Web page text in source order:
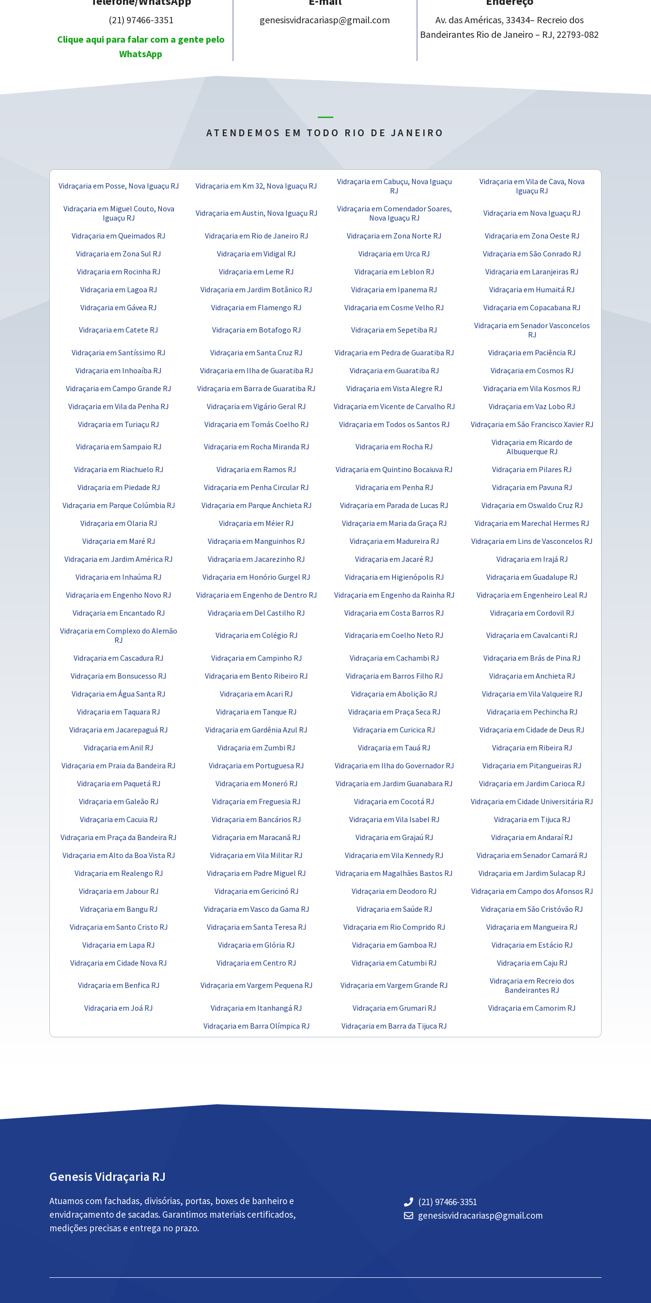
(21) 97466-3351
Clique aqui para falar com a gente pelo
WhatsApp
genesisvidracariasp@gmail.com
Av. das Américas, 33434– Recreio dos
Bandeirantes Rio de Janeiro – RJ, 22793-082
ATENDEMOS EM TODO RIO DE JANEIRO
Vidraçaria em Posse, Nova Iguaçu RJ Vidraçaria em Km 32, Nova Iguaçu RJ
Vidraçaria em Cabuçu, Nova Iguaçu
RJ
Vidraçaria em Vila de Cava, Nova
Iguaçu RJ
Vidraçaria em Miguel Couto, Nova
Iguaçu RJ
Vidraçaria em Austin, Nova Iguaçu RJ
Vidraçaria em Comendador Soares,
Nova Iguaçu RJ
Vidraçaria em Nova Iguaçu RJ
Vidraçaria em Queimados RJ Vidraçaria em Rio de Janeiro RJ Vidraçaria em Zona Norte RJ
Vidraçaria em Zona Oeste RJ
Vidraçaria em Zona Sul RJ
Vidraçaria em Vidigal RJ Vidraçaria em Urca RJ
Vidraçaria em São Conrado RJ
Vidraçaria em Rocinha RJ
Vidraçaria em Leme RJ Vidraçaria em Leblon RJ
Vidraçaria em Laranjeiras RJ
Vidraçaria em Lagoa RJ
Vidraçaria em Jardim Botânico RJ Vidraçaria em Ipanema RJ
Vidraçaria em Humaitá RJ
Vidraçaria em Gávea RJ
Vidraçaria em Flamengo RJ Vidraçaria em Cosme Velho RJ Vidraçaria em Copacabana RJ
Vidraçaria em Catete RJ Vidraçaria em Botafogo RJ Vidraçaria em Sepetiba RJ
Vidraçaria em Senador Vasconcelos
RJ
Vidraçaria em Santíssimo RJ
Vidraçaria em Santa Cruz RJ Vidraçaria em Pedra de Guaratiba RJ
Vidraçaria em Paciência RJ
Vidraçaria em Inhoaíba RJ
Vidraçaria em Ilha de Guaratiba RJ Vidraçaria em Guaratiba RJ
Vidraçaria em Cosmos RJ
Vidraçaria em Campo Grande RJ
Vidraçaria em Barra de Guaratiba RJ Vidraçaria em Vista Alegre RJ
Vidraçaria em Vila Kosmos RJ
Vidraçaria em Vila da Penha RJ
Vidraçaria em Vigário Geral RJ Vidraçaria em Vicente de Carvalho RJ
Vidraçaria em Vaz Lobo RJ
Vidraçaria em Turiaçu RJ
Vidraçaria em Tomás Coelho RJ Vidraçaria em Todos os Santos RJ Vidraçaria em São Francisco Xavier RJ
Vidraçaria em Sampaio RJ Vidraçaria em Rocha Miranda RJ Vidraçaria em Rocha RJ
Vidraçaria em Ricardo de
Albuquerque RJ
Vidraçaria em Riachuelo RJ
Vidraçaria em Ramos RJ Vidraçaria em Quintino Bocaiuva RJ
Vidraçaria em Pilares RJ
Vidraçaria em Piedade RJ
Vidraçaria em Penha Circular RJ Vidraçaria em Penha RJ
Vidraçaria em Pavuna RJ
Vidraçaria em Parque Colúmbia RJ
Vidraçaria em Parque Anchieta RJ Vidraçaria em Parada de Lucas RJ
Vidraçaria em Oswaldo Cruz RJ
Vidraçaria em Olaria RJ
Vidraçaria em Méier RJ Vidraçaria em Maria da Graça RJ
Vidraçaria em Marechal Hermes RJ
Vidraçaria em Maré RJ
Vidraçaria em Manguinhos RJ Vidraçaria em Madureira RJ
Vidraçaria em Lins de Vasconcelos RJ
Vidraçaria em Jardim América RJ
Vidraçaria em Jacarezinho RJ Vidraçaria em Jacaré RJ
Vidraçaria em Irajá RJ
Vidraçaria em Inhaúma RJ
Vidraçaria em Honório Gurgel RJ Vidraçaria em Higienópolis RJ
Vidraçaria em Guadalupe RJ
Vidraçaria em Engenho Novo RJ
Vidraçaria em Engenho de Dentro RJ Vidraçaria em Engenho da Rainha RJ
Vidraçaria em Engenheiro Leal RJ
Vidraçaria em Encantado RJ
Vidraçaria em Del Castilho RJ Vidraçaria em Costa Barros RJ
Vidraçaria em Cordovil RJ
Vidraçaria em Complexo do Alemão
RJ
Vidraçaria em Colégio RJ Vidraçaria em Coelho Neto RJ Vidraçaria em Cavalcanti RJ
Vidraçaria em Cascadura RJ Vidraçaria em Campinho RJ Vidraçaria em Cachambi RJ
Vidraçaria em Brás de Pina RJ
Vidraçaria em Bonsucesso RJ
Vidraçaria em Bento Ribeiro RJ Vidraçaria em Barros Filho RJ
Vidraçaria em Anchieta RJ
Vidraçaria em Água Santa RJ
Vidraçaria em Acari RJ Vidraçaria em Abolição RJ
Vidraçaria em Vila Valqueire RJ
Vidraçaria em Taquara RJ
Vidraçaria em Tanque RJ Vidraçaria em Praça Seca RJ
Vidraçaria em Pechincha RJ
Vidraçaria em Jacarepaguá RJ
Vidraçaria em Gardênia Azul RJ Vidraçaria em Curicica RJ
Vidraçaria em Cidade de Deus RJ
Vidraçaria em Anil RJ
Vidraçaria em Zumbi RJ Vidraçaria em Tauá RJ
Vidraçaria em Ribeira RJ
Vidraçaria em Praia da Bandeira RJ
Vidraçaria em Portuguesa RJ Vidraçaria em Ilha do Governador RJ
Vidraçaria em Pitangueiras RJ
Vidraçaria em Paquetá RJ
Vidraçaria em Moneró RJ Vidraçaria em Jardim Guanabara RJ
Vidraçaria em Jardim Carioca RJ
Vidraçaria em Galeão RJ
Vidraçaria em Freguesia RJ Vidraçaria em Cocotá RJ
Vidraçaria em Cidade Universitária RJ
Vidraçaria em Cacuia RJ
Vidraçaria em Bancários RJ Vidraçaria em Vila Isabel RJ
Vidraçaria em Tijuca RJ
Vidraçaria em Praça da Bandeira RJ
Vidraçaria em Maracanã RJ Vidraçaria em Grajaú RJ
Vidraçaria em Andaraí RJ
Vidraçaria em Alto da Boa Vista RJ
Vidraçaria em Vila Militar RJ Vidraçaria em Vila Kennedy RJ
Vidraçaria em Senador Camará RJ
Vidraçaria em Realengo RJ
Vidraçaria em Padre Miguel RJ Vidraçaria em Magalhães Bastos RJ
Vidraçaria em Jardim Sulacap RJ
Vidraçaria em Jabour RJ
Vidraçaria em Gericinó RJ Vidraçaria em Deodoro RJ
Vidraçaria em Campo dos Afonsos RJ
Vidraçaria em Bangu RJ
Vidraçaria em Vasco da Gama RJ Vidraçaria em Saúde RJ
Vidraçaria em São Cristóvão RJ
Vidraçaria em Santo Cristo RJ
Vidraçaria em Santa Teresa RJ Vidraçaria em Rio Comprido RJ
Vidraçaria em Mangueira RJ
Vidraçaria em Lapa RJ
Vidraçaria em Glória RJ Vidraçaria em Gamboa RJ
Vidraçaria em Estácio RJ
Vidraçaria em Cidade Nova RJ
Vidraçaria em Centro RJ Vidraçaria em Catumbi RJ Vidraçaria em Caju RJ
Vidraçaria em Benfica RJ Vidraçaria em Vargem Pequena RJ Vidraçaria em Vargem Grande RJ
Vidraçaria em Recreio dos
Bandeirantes RJ
Vidraçaria em Joá RJ
Vidraçaria em Itanhangá RJ Vidraçaria em Grumari RJ
Vidraçaria em Camorim RJ
Vidraçaria em Barra Olímpica RJ
Vidraçaria em Barra da Tijuca RJ
Genesis Vidraçaria RJ
Atuamos com fachadas, divisórias, portas, boxes de banheiro e
envidraçamento de sacadas. Garantimos materiais certificados,
medições precisas e entrega no prazo.
(21) 97466-3351
genesisvidracariasp@gmail.com